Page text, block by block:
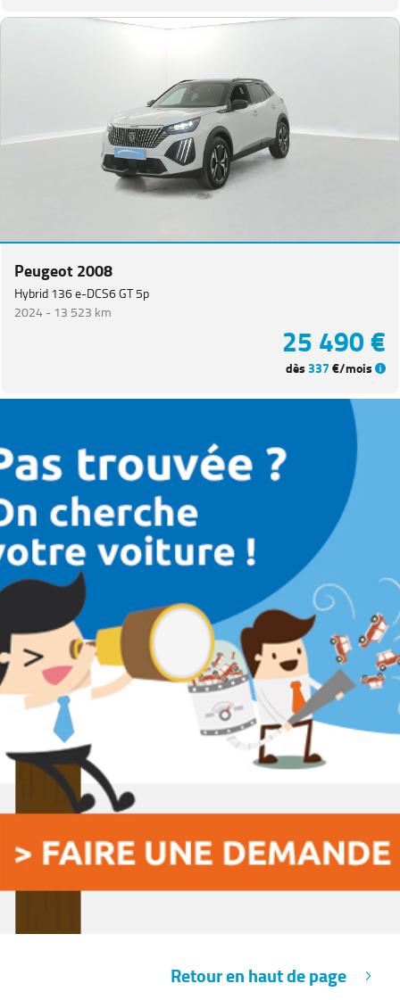
Peugeot 2008
Hybrid 136 e-DCS6 GT 5p
2024 - 13 523 km
25 490 €
dès337€/mois
Retour en haut de page